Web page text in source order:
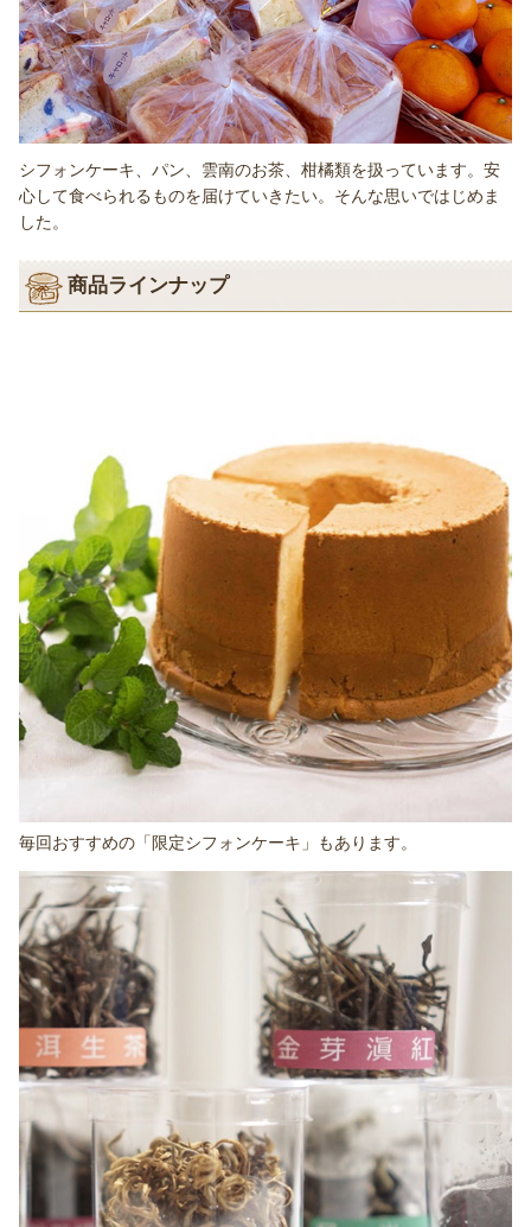
シフォンケーキ、パン、雲南のお茶、柑橘類を扱っています。安
心して食べられるものを届けていきたい。そんな思いではじめま
した。
商品ラインナップ
毎回おすすめの「限定シフォンケーキ」もあります。